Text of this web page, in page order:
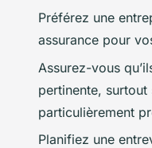
Préférez une
assurance pour
Assurez-vous
pertinente, surtout
particulièrement
Planifiez une